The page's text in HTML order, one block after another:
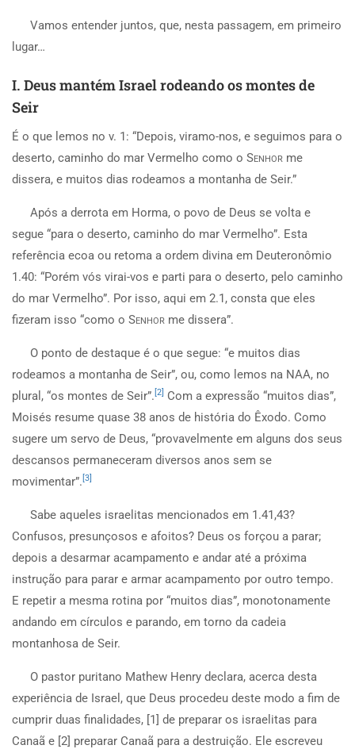
Vamos entender juntos, que, nesta passagem, em primeiro
lugar…
I. Deus mantém Israel rodeando os montes de
Seir
É o que lemos no v. 1: “Depois, viramo-nos, e seguimos para o
deserto, caminho do mar Vermelho como o Senhor me
dissera, e muitos dias rodeamos a montanha de Seir.”
Após a derrota em Horma, o povo de Deus se volta e
segue “para o deserto, caminho do mar Vermelho”. Esta
referência ecoa ou retoma a ordem divina em Deuteronômio
1.40: “Porém vós virai-vos e parti para o deserto, pelo caminho
do mar Vermelho”. Por isso, aqui em 2.1, consta que eles
fizeram isso “como o Senhor me dissera”.
O ponto de destaque é o que segue: “e muitos dias
rodeamos a montanha de Seir”, ou, como lemos na NAA, no
plural, “os montes de Seir”.[2] Com a expressão “muitos dias”,
Moisés resume quase 38 anos de história do Êxodo. Como
sugere um servo de Deus, “provavelmente em alguns dos seus
descansos permaneceram diversos anos sem se
movimentar”.[3]
Sabe aqueles israelitas mencionados em 1.41,43?
Confusos, presunçosos e afoitos? Deus os forçou a parar;
depois a desarmar acampamento e andar até a próxima
instrução para parar e armar acampamento por outro tempo.
E repetir a mesma rotina por “muitos dias”, monotonamente
andando em círculos e parando, em torno da cadeia
montanhosa de Seir.
O pastor puritano Mathew Henry declara, acerca desta
experiência de Israel, que Deus procedeu deste modo a fim de
cumprir duas finalidades, [1] de preparar os israelitas para
Canaã e [2] preparar Canaã para a destruição. Ele escreveu